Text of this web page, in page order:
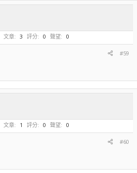
文章 3 評分 0 聲望 0
#59
文章 1 評分 0 聲望 0
#60